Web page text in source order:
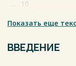
……..10
подхода в оценке
2. Оценка
сравнительного
Показать еще
ВВЕДЕНИЕ